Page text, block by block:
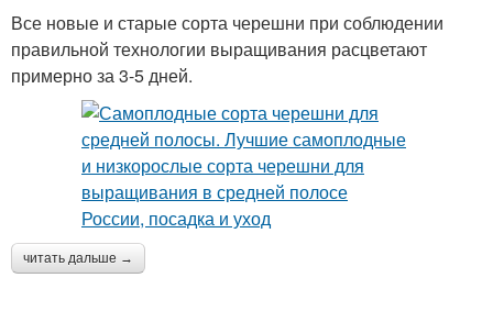
Все новые и старые сорта черешни при соблюдении
правильной технологии выращивания расцветают
примерно за 3-5 дней.
читать дальше →